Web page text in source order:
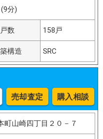
分)
数 158戸
構造 SRC
売却査定 購入相談
町山崎四丁目２０－７